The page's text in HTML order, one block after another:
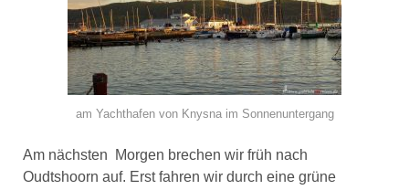
am Yachthafen von Knysna im Sonnenuntergang
Am nächsten Morgen brechen wir früh nach
Oudtshoorn auf. Erst fahren wir durch eine grüne